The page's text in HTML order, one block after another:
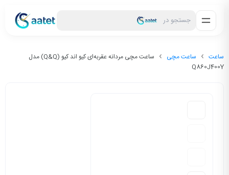
جستجو در
ساعت ساعت مچی
ساعت مچی مردانه عقربه‌ای کیو اند کیو (Q&Q) مدل
Q860J400Y